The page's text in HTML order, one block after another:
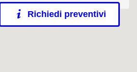
Richiedi preventivi